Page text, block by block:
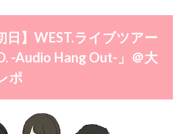
日】WEST.ライブツアー
-Audio Hang Out-」＠大
ポ